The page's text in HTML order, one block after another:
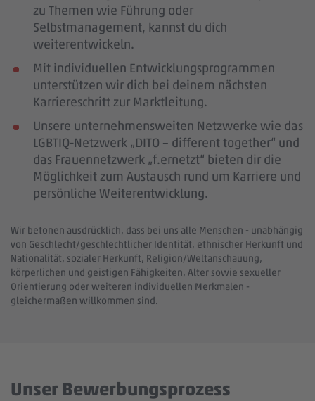
zu Themen wie Führung oder
Selbstmanagement, kannst du dich
weiterentwickeln.
Mit individuellen Entwicklungsprogrammen
unterstützen wir dich bei deinem nächsten
Karriereschritt zur Marktleitung.
Unsere unternehmensweiten Netzwerke wie das
LGBTIQ-Netzwerk „DITO – different together“ und
das Frauennetzwerk „f.ernetzt“ bieten dir die
Möglichkeit zum Austausch rund um Karriere und
persönliche Weiterentwicklung.
Wir betonen ausdrücklich, dass bei uns alle Menschen - unabhängig
von Geschlecht/geschlechtlicher Identität, ethnischer Herkunft und
Nationalität, sozialer Herkunft, Religion/Weltanschauung,
körperlichen und geistigen Fähigkeiten, Alter sowie sexueller
Orientierung oder weiteren individuellen Merkmalen -
gleichermaßen willkommen sind.
Unser Bewerbungsprozess